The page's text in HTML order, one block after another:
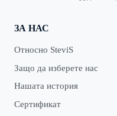
ЗА НАС
Относно SteviS
Защо да изберете нас
Нашата история
Сертификат